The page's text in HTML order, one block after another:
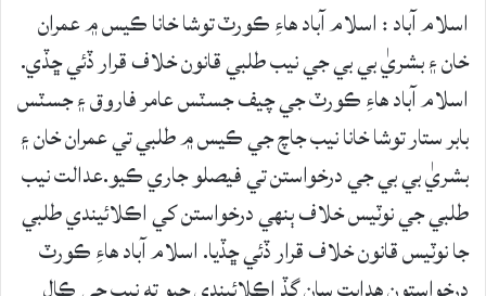
اسلام آباد : اسلام آباد هاءِ ڪورٽ توشا خانا ڪيس ۾ عمران
خان ۽ بشريٰ بي بي جي نيب طلبي قانون خلاف قرار ڏئي ڇڏي.
اسلام آباد هاءِ ڪورٽ جي چيف جسٽس عامر فاروق ۽ جسٽس
بابر ستار توشا خانا نيب جاچ جي ڪيس ۾ طلبي تي عمران خان ۽
بشريٰ بي بي جي درخواستن تي فيصلو جاري ڪيو.عدالت نيب
طلبي جي نوٽيس خلاف ٻنهي درخواستن کي اڪلائيندي طلبي
جا نوٽيس قانون خلاف قرار ڏئي ڇڏيا. اسلام آباد هاءِ ڪورٽ